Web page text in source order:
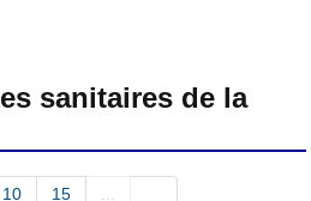
sanitaires de la
10 15 ...